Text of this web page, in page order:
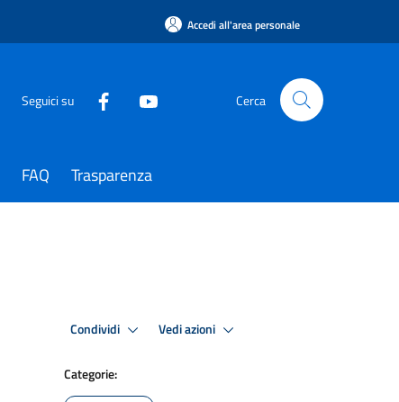
Accedi all'area personale
Seguici su Cerca
FAQ Trasparenza
Condividi Vedi azioni
Categorie: